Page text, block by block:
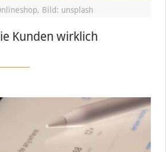
Bild: unsplash
Kunden wirklich